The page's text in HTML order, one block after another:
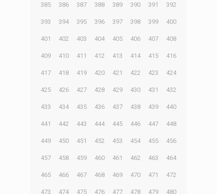
385 386 387 388 389 390 391 392
393 394 395 396 397 398 399 400
401 402 403 404 405 406 407 408
409 410 411 412 413 414 415 416
417 418 419 420 421 422 423 424
425 426 427 428 429 430 431 432
433 434 435 436 437 438 439 440
441 442 443 444 445 446 447 448
449 450 451 452 453 454 455 456
457 458 459 460 461 462 463 464
465 466 467 468 469 470 471 472
473 474 475 476 477 478 479 480